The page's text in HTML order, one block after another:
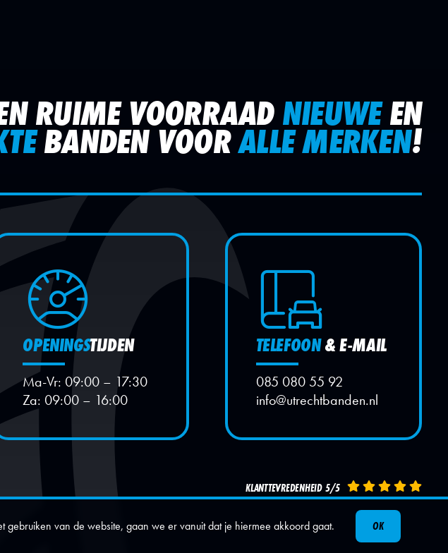
RUIME VOORRAADNIEUWEEN
BANDEN VOORALLE MERKEN!
OPENINGSTIJDEN
Ma-Vr: 09:00 – 17:30
Za: 09:00 – 16:00
TELEFOON& E-MAIL
085 080 55 92
info@utrechtbanden.nl
KLANTTEVREDENHEID 5/5
van de website, gaan we er vanuit dat je hiermee akkoord gaat. OK